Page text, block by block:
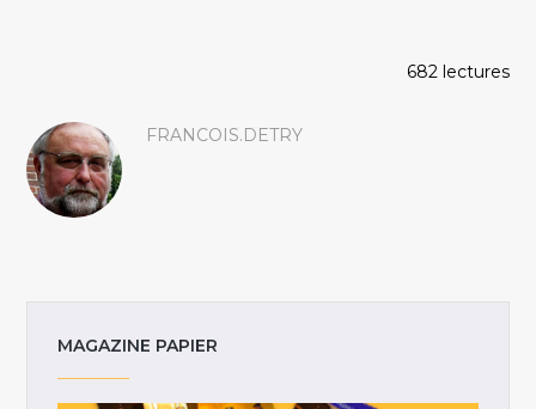
682 lectures
FRANCOIS.DETRY
MAGAZINE PAPIER